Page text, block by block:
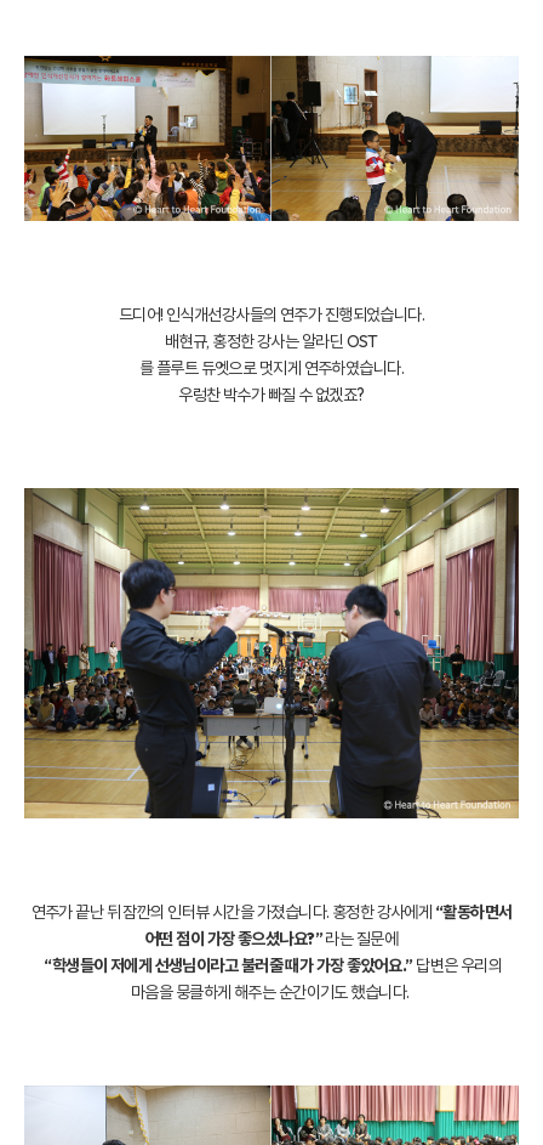
드디어! 인식개선강사들의 연주가 진행되었습니다.
배현규, 홍정한 강사는 알라딘 OST
를 플루트 듀엣으로 멋지게 연주하였습니다.
우렁찬 박수가 빠질 수 없겠죠?
연주가 끝난 뒤 잠깐의 인터뷰 시간을 가졌습니다. 홍정한 강사에게 “활동하면서
어떤 점이 가장 좋으셨나요?”라는 질문에
“학생들이 저에게 선생님이라고 불러줄 때가 가장 좋았어요.” 답변은 우리의
마음을 뭉클하게 해주는 순간이기도 했습니다.